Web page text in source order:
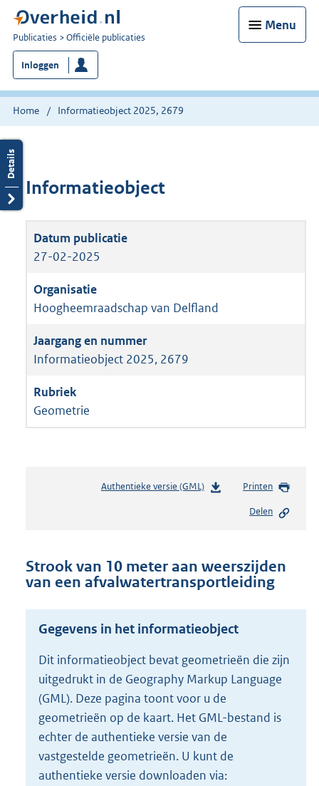
Menu
U
bent
nu
hier:
Publicaties Officiële publicaties
Inloggen
Home Informatieobject 2025, 2679
Informatieobject
27-02-2025
Hoogheemraadschap van Delfland
Informatieobject 2025, 2679
Geometrie
Authentieke versie (GML)b
n
s
o
t
t
e
:
7
9
6
K
Printen
Delen
Strook van 10 meter aan weerszijden
van een afvalwatertransportleiding
Gegevens in het informatieobject
Dit informatieobject bevat geometrieën die zijn
uitgedrukt in de Geography Markup Language
(GML). Deze pagina toont voor u de
geometrieën op de kaart. Het GML-bestand is
echter de authentieke versie van de
vastgestelde geometrieën. U kunt de
authentieke versie downloaden via: